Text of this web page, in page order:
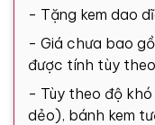
- Tặng kem dao
- Giá chưa bao
được tính tùy
- Tùy theo độ
dẻo), bánh kem